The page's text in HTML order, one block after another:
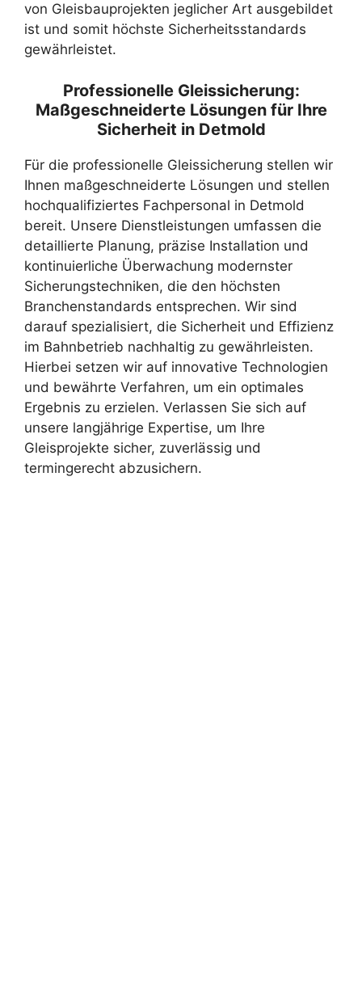
von Gleisbauprojekten jeglicher Art ausgebildet
ist und somit höchste Sicherheitsstandards
gewährleistet.
Professionelle Gleissicherung:
Maßgeschneiderte Lösungen für Ihre
Sicherheit in Detmold
Für die professionelle Gleissicherung stellen wir
Ihnen maßgeschneiderte Lösungen und stellen
hochqualifiziertes Fachpersonal in Detmold
bereit. Unsere Dienstleistungen umfassen die
detaillierte Planung, präzise Installation und
kontinuierliche Überwachung modernster
Sicherungstechniken, die den höchsten
Branchenstandards entsprechen. Wir sind
darauf spezialisiert, die Sicherheit und Effizienz
im Bahnbetrieb nachhaltig zu gewährleisten.
Hierbei setzen wir auf innovative Technologien
und bewährte Verfahren, um ein optimales
Ergebnis zu erzielen. Verlassen Sie sich auf
unsere langjährige Expertise, um Ihre
Gleisprojekte sicher, zuverlässig und
termingerecht abzusichern.